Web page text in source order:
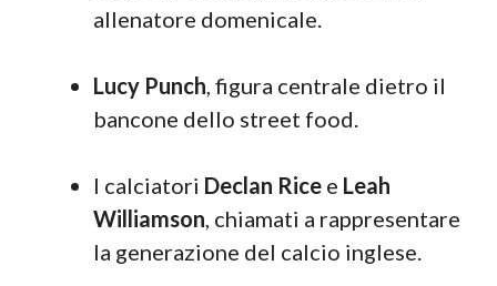
allenatore domenicale.
Lucy Punch, figura centrale dietro il
bancone dello street food.
I calciatori Declan Rice e Leah
Williamson, chiamati a rappresentare
la generazione del calcio inglese.